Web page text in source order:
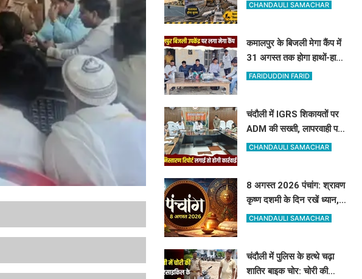
CHANDAULI SAMACHAR
कमालपुर के बिजली मेगा कैंप में
31 अगस्त तक होगा हाथों-हाथ
समाधान: 15 उपभोक्ताओं के
FARIDUDDIN FARID
चंदौली में IGRS शिकायतों पर
ADM की सख्ती, लापरवाही पर
अधिकारियों को दी सीधे कार्रवाई
CHANDAULI SAMACHAR
8 अगस्त 2026 पंचांग: श्रावण
कृष्ण दशमी के दिन रखें ध्यान,
जानें शनि देव की पूजा का शुभ
CHANDAULI SAMACHAR
चंदौली में पुलिस के हत्थे चढ़ा
शातिर बाइक चोर: चोरी की